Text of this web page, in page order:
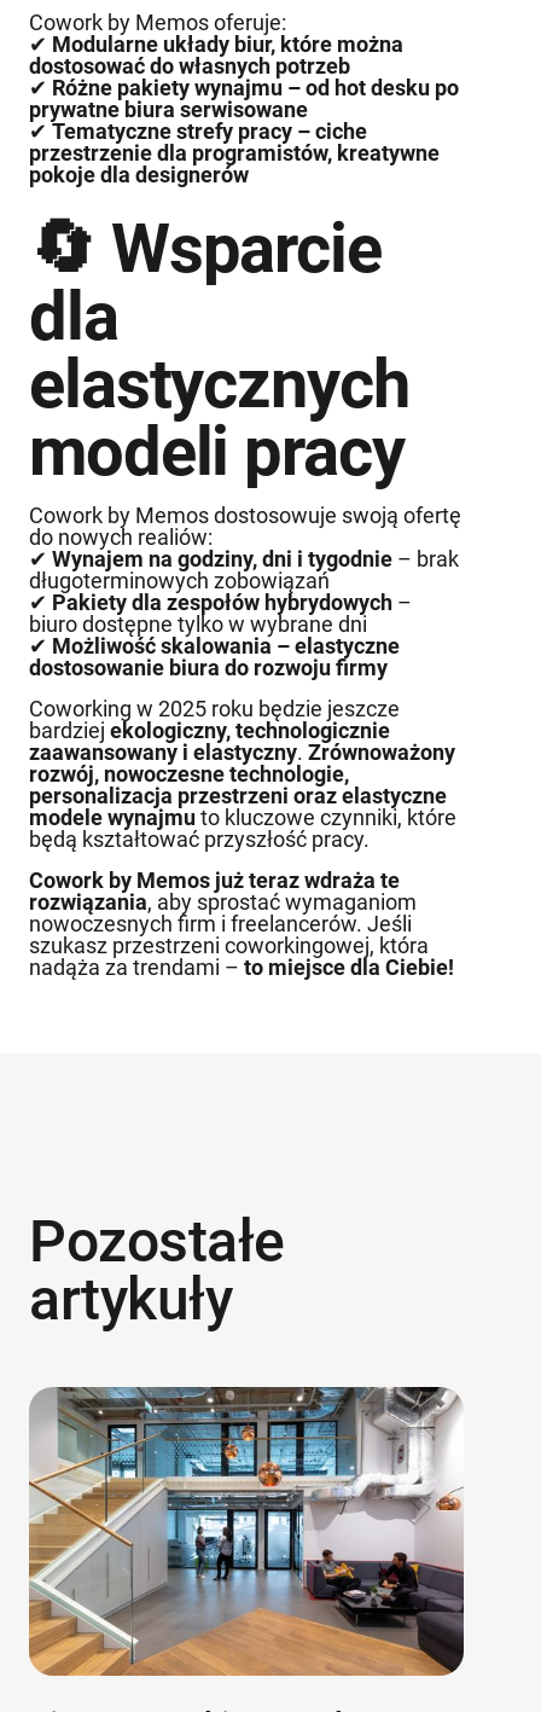
Cowork by Memos oferuje:
✔ Modularne układy biur, które można
dostosować do własnych potrzeb
✔ Różne pakiety wynajmu – od hot desku po
prywatne biura serwisowane
✔Tematyczne strefy pracy – ciche
przestrzenie dla programistów, kreatywne
pokoje dla designerów
🔄 Wsparcie
dla
elastycznych
modeli pracy
Cowork by Memos dostosowuje swoją ofertę
do nowych realiów:
✔ Wynajem na godziny, dni i tygodnie – brak
długoterminowych zobowiązań
✔ Pakiety dla zespołów hybrydowych –
biuro dostępne tylko w wybrane dni
✔ Możliwość skalowania – elastyczne
dostosowanie biura do rozwoju firmy
Coworking w 2025 roku będzie jeszcze
bardziej ekologiczny, technologicznie
zaawansowany i elastyczny. Zrównoważony
rozwój, nowoczesne technologie,
personalizacja przestrzeni oraz elastyczne
modele wynajmuto kluczowe czynniki, które
będą kształtować przyszłość pracy.
Cowork by Memos już teraz wdraża te
rozwiązania, aby sprostać wymaganiom
nowoczesnych firm i freelancerów. Jeśli
szukasz przestrzeni coworkingowej, która
nadąża za trendami – to miejsce dla Ciebie!
Pozostałe
artykuły